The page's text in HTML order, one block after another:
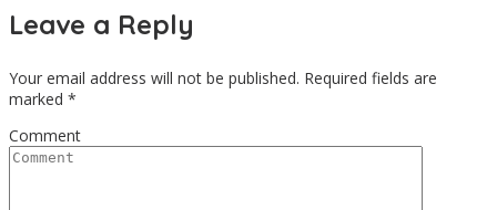
Leave a Reply
Your email address will not be published. Required fields are
marked *
Comment